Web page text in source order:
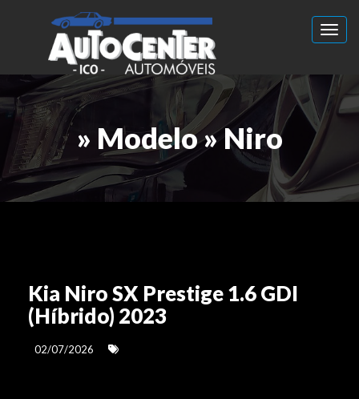
» Modelo » Niro
Kia Niro SX Prestige 1.6 GDI
(Híbrido) 2023
02/07/2026